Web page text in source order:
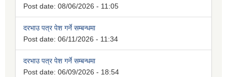
Post date: 08/06/2026 - 11:05
दरभाउ पत्र पेश गर्ने सम्बन्धमा
Post date: 06/11/2026 - 11:34
दरभाउ पत्र पेश गर्ने सम्बन्धमा
Post date: 06/09/2026 - 18:54